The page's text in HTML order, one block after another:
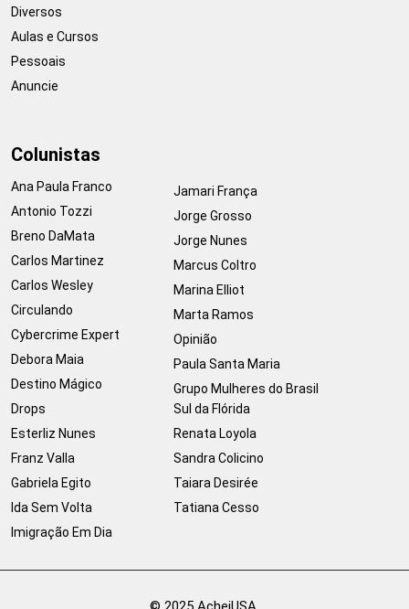
Diversos
Aulas e Cursos
Pessoais
Anuncie
Colunistas
Ana Paula Franco
Antonio Tozzi
Breno DaMata
Carlos Martinez
Carlos Wesley
Circulando
Cybercrime Expert
Debora Maia
Destino Mágico
Drops
Esterliz Nunes
Franz Valla
Gabriela Egito
Ida Sem Volta
Imigração Em Dia
Jamari França
Jorge Grosso
Jorge Nunes
Marcus Coltro
Marina Elliot
Marta Ramos
Opinião
Paula Santa Maria
Grupo Mulheres do Brasil
Sul da Flórida
Renata Loyola
Sandra Colicino
Taiara Desirée
Tatiana Cesso